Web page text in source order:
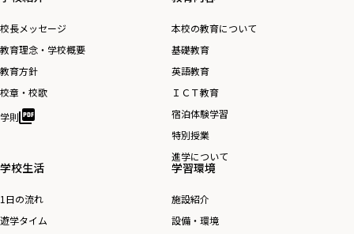
ペ
ー
ジ
送
り
校長メッセージ
教育理念・学校概要
教育方針
校章・校歌
学則
本校の教育について
基礎教育
英語教育
ＩＣＴ教育
宿泊体験学習
特別授業
進学について
学校生活
1日の流れ
遊学タイム
学習環境
施設紹介
設備・環境